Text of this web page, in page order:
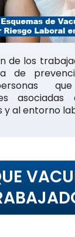
de los
de
y al entorno